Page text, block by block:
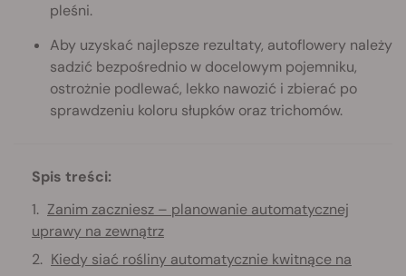
pleśni.
Aby uzyskać najlepsze rezultaty, autoflowery należy
sadzić bezpośrednio w docelowym pojemniku,
ostrożnie podlewać, lekko nawozić i zbierać po
sprawdzeniu koloru słupków oraz trichomów.
Spis treści:
Zanim zaczniesz – planowanie automatycznej
uprawy na zewnątrz
Kiedy siać rośliny automatycznie kwitnące na